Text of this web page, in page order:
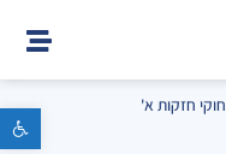
פתח סרגל נגישות
חוקי חזקות א'